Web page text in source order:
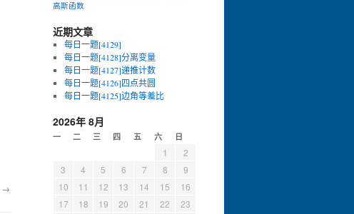
→
高斯函数
近期文章
每日一题[4129]
每日一题[4128]分离变量
每日一题[4127]递推计数
每日一题[4126]四点共圆
每日一题[4125]边角等差比
2026年 8月
一 二 三 四 五 六 日
1
2
3
4 5 6 7 8
9
10
11 12 13 14 15
16
17
18 19 20 21 22
23